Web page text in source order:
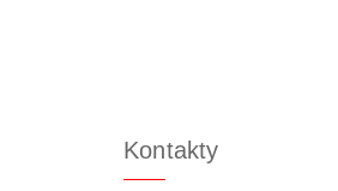
Kontakty